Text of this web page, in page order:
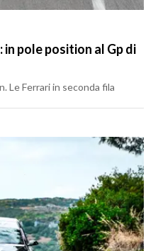
pole position al Gp di
Le Ferrari in seconda fila